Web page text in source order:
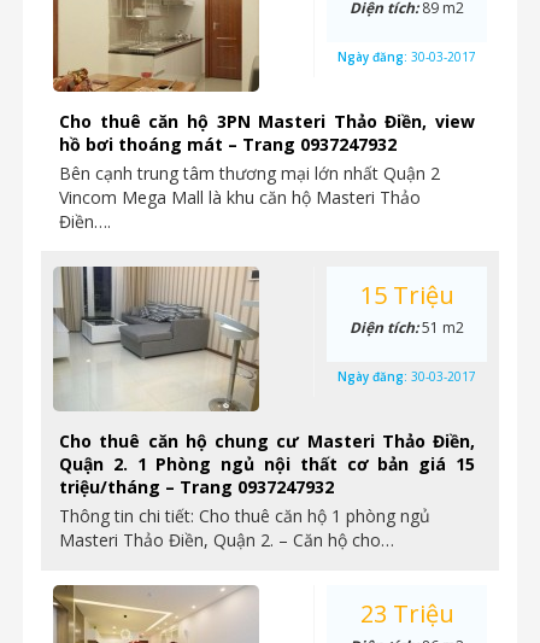
Cho thuê căn hộ 3PN Masteri Thảo Điền, view
hồ bơi thoáng mát – Trang 0937247932
Bên cạnh trung tâm thương mại lớn nhất Quận 2
Vincom Mega Mall là khu căn hộ Masteri Thảo
Điền….
Diện tích:89 m2
Ngày đăng: 30-03-2017
Cho thuê căn hộ chung cư Masteri Thảo Điền,
Quận 2. 1 Phòng ngủ nội thất cơ bản giá 15
triệu/tháng – Trang 0937247932
Thông tin chi tiết: Cho thuê căn hộ 1 phòng ngủ
Masteri Thảo Điền, Quận 2. – Căn hộ cho…
15 Triệu
Diện tích:51 m2
Ngày đăng: 30-03-2017
23 Triệu